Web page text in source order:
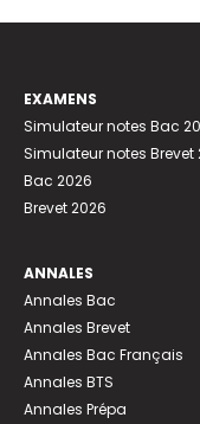
EXAMENS
Simulateur notes Bac
Simulateur notes Brevet
Bac 2026
Brevet 2026
ANNALES
Annales Bac
Annales Brevet
Annales Bac Français
Annales BTS
Annales Prépa